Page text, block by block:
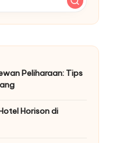
Peliharaan: Tips
Horison di